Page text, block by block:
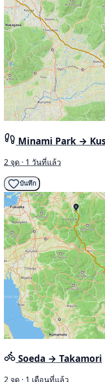
Minami Park →
2 จุด · 1 วันที่แล้ว
บันทึก
Soeda → Takamori
2 จุด · 1 เดือนที่แล้ว